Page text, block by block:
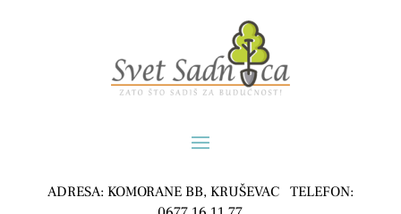
ADRESA: KOMORANE BB, KRUŠEVAC TELEFON: